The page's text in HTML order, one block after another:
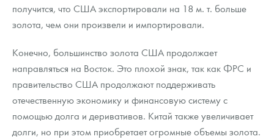
получится, что США экспортировали на 18 м. т. больше
золота, чем они произвели и импортировали.
Конечно, большинство золота США продолжает
направляться на Восток. Это плохой знак, так как ФРС и
правительство США продолжают поддерживать
отечественную экономику и финансовую систему с
помощью долга и деривативов. Китай также увеличивает
долги, но при этом приобретает огромные объемы золота.